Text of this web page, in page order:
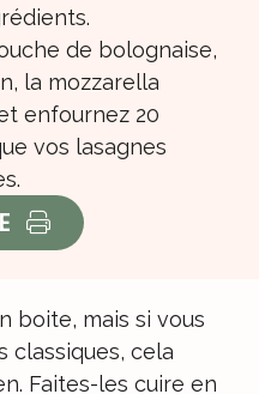
de bolognaise,
la mozzarella
enfournez 20
vos lasagnes
boite, mais si vous
classiques, cela
Faites-les cuire en